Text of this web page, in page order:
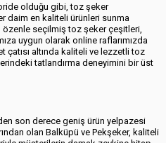
olduğu gibi, toz şeker
daim en kaliteli ürünleri sunma
özenle seçilmiş toz şeker çeşitleri,
uygun olarak online raflarımızda
çatısı altında kaliteli ve lezzetli toz
tatlandırma deneyimini bir üst
son derece geniş ürün yelpazesi
olan Balküpü ve Pekşeker, kaliteli